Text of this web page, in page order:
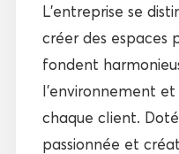
L’entreprise se
créer des espaces
fondent
l’environnement
chaque client.
passionnée et